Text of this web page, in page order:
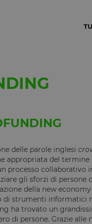
delle parole inglesi
appropriata del
processo
gli sforzi di persone
della new
di strumenti informatici
ha trovato un
di persone. Grazie alle